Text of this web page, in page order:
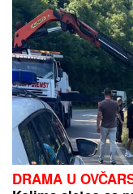
UDARI VETRA